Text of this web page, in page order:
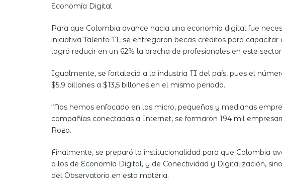
Economía Digital
Para que Colombia avance hacia una economía digital fue
iniciativa Talento TI, se entregaron becas-créditos para
logró reducir en un 62% la brecha de profesionales en este sector.
Igualmente, se fortaleció a la industria TI del país, pues el
$5,9 billones a $13,5 billones en el mismo periodo.
“Nos hemos enfocado en las micro, pequeñas y medianas
compañías conectadas a Internet, se formaron 194 mil
Rozo.
Finalmente, se preparó la institucionalidad para que Colombia
a los de Economía Digital, y de Conectividad y Digitalización,
del Observatorio en esta materia.